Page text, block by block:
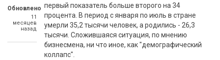
Обновлено
11
месяцев
назад
первый показатель больше второго на 34
процента. В период с января по июль в стране
умерли 35,2 тысячи человек, а родились - 26,3
тысячи. Сложившаяся ситуация, по мнению
бизнесмена, ни что иное, как "демографический
коллапс".